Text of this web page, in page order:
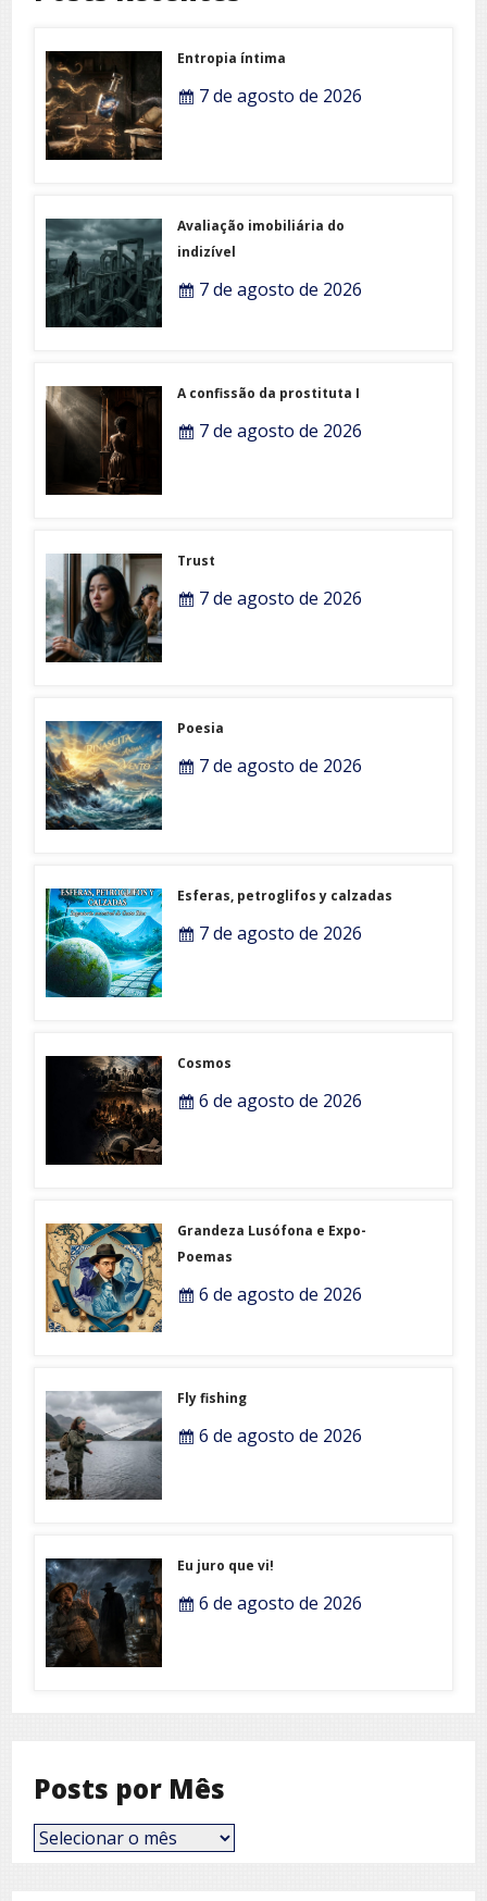
Entropia íntima
7 de agosto de 2026
Avaliação imobiliária do
indizível
7 de agosto de 2026
A confissão da prostituta I
7 de agosto de 2026
Trust
7 de agosto de 2026
Poesia
7 de agosto de 2026
Esferas, petroglifos y calzadas
7 de agosto de 2026
Cosmos
6 de agosto de 2026
Grandeza Lusófona e Expo-
Poemas
6 de agosto de 2026
Fly fishing
6 de agosto de 2026
Eu juro que vi!
6 de agosto de 2026
Posts por Mês
Posts
por